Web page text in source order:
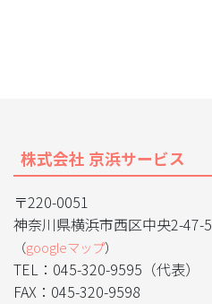
株式会社 京浜サービス
〒220-0051
神奈川県横浜市西区中央2-47-5
（googleマップ）
TEL：045-320-9595（代表）
FAX：045-320-9598